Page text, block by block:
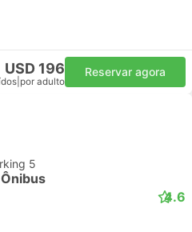
USD 196
por adulto
Reservar agora
5
4.6